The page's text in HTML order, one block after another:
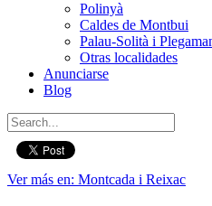
Polinyà
Caldes de Montbui
Palau-Solità i
Otras localidades
Anunciarse
Blog
Ver más en: Montcada i Reixac